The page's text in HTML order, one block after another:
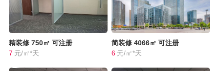
精装修 750㎡ 可注册
7 元/㎡*天
简装修 4066㎡ 可注册
6 元/㎡*天